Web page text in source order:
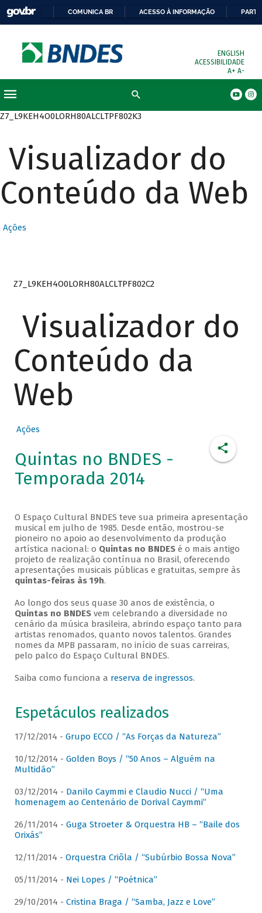
COMUNICA BR ACESSO À INFORMAÇÃO
ENGLISH
ACESSIBILIDADE
A+ A-
Z7_L9KEH4O0LORH80ALCLTPF802K3
Visualizador do
Conteúdo da Web
Ações
Z7_L9KEH4O0LORH80ALCLTPF802C2
Visualizador do
Conteúdo da
Web
Ações
Quintas no BNDES -
Temporada 2014
O Espaço Cultural BNDES teve sua primeira apresentação
musical em julho de 1985. Desde então, mostrou-se
pioneiro no apoio ao desenvolvimento da produção
artística nacional: o Quintas no BNDESé o mais antigo
projeto de realização contínua no Brasil, oferecendo
apresentações musicais públicas e gratuitas, sempre às
quintas-feiras às 19h.
Ao longo dos seus quase 30 anos de existência, o
Quintas no BNDESvem celebrando a diversidade no
cenário da música brasileira, abrindo espaço tanto para
artistas renomados, quanto novos talentos. Grandes
nomes da MPB passaram, no início de suas carreiras,
pelo palco do Espaço Cultural BNDES.
Saiba como funciona a reserva de ingressos.
Espetáculos realizados
17/12/2014 - Grupo ECCO / “As Forças da Natureza”
10/12/2014 - Golden Boys / “50 Anos – Alguém na
Multidão”
03/12/2014 - Danilo Caymmi e Claudio Nucci / “Uma
homenagem ao Centenário de Dorival Caymmi”
26/11/2014 - Guga Stroeter & Orquestra HB – “Baile dos
Orixás”
12/11/2014 - Orquestra Criôla / “Subúrbio Bossa Nova”
05/11/2014 - Nei Lopes / “Poétnica”
29/10/2014 - Cristina Braga / “Samba, Jazz e Love”